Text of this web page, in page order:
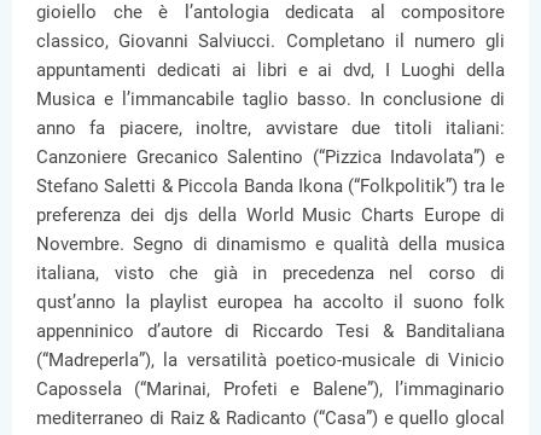
gioiello che è l’antologia dedicata al compositore
classico, Giovanni Salviucci. Completano il numero gli
appuntamenti dedicati ai libri e ai dvd, I Luoghi della
Musica e l’immancabile taglio basso. In conclusione di
anno fa piacere, inoltre, avvistare due titoli italiani:
Canzoniere Grecanico Salentino (“Pizzica Indavolata”) e
Stefano Saletti & Piccola Banda Ikona (“Folkpolitik”) tra le
preferenza dei djs della World Music Charts Europe di
Novembre. Segno di dinamismo e qualità della musica
italiana, visto che già in precedenza nel corso di
qust’anno la playlist europea ha accolto il suono folk
appenninico d’autore di Riccardo Tesi & Banditaliana
(“Madreperla”), la versatilità poetico-musicale di Vinicio
Capossela (“Marinai, Profeti e Balene”), l’immaginario
mediterraneo di Raiz & Radicanto (“Casa”) e quello glocal